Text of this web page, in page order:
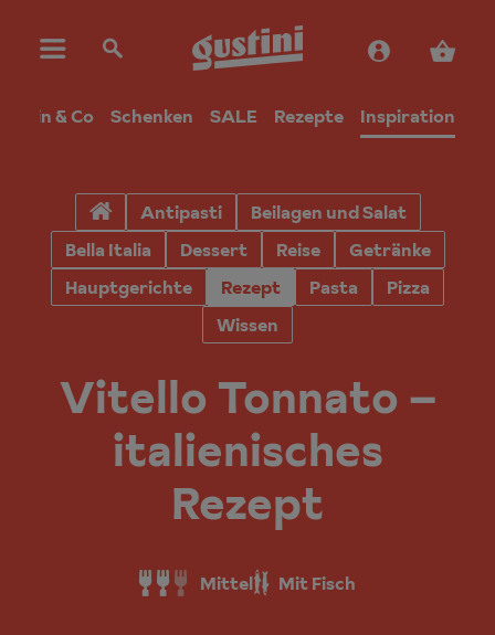
Wein & Co Schenken SALE Rezepte Inspiration
Antipasti
Beilagen und Salat
Bella Italia
Dessert Reise
Getränke
Hauptgerichte
Rezept Pasta
Pizza
Wissen
Vitello Tonnato –
italienisches
Rezept
Mittel Mit Fisch